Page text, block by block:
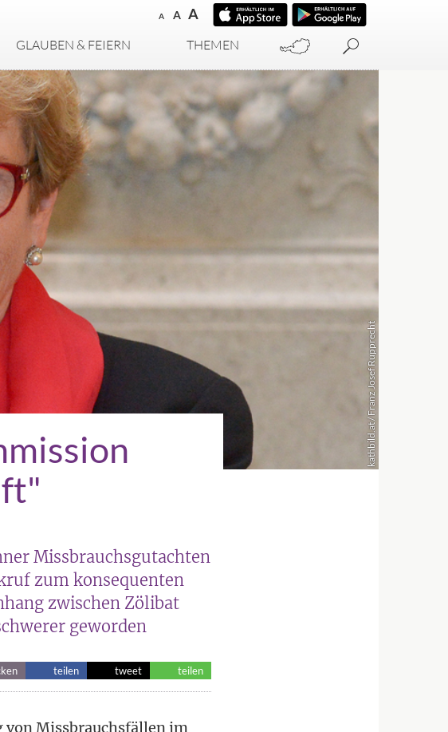
A A A
GLAUBEN & FEIERN THEMEN
kathbild.at / Franz Josef Rupprecht
Missbrauchsgutachten
zum konsequenten
zwischen Zölibat
geworden
teilen tweet teilen
von Missbrauchsfällen im